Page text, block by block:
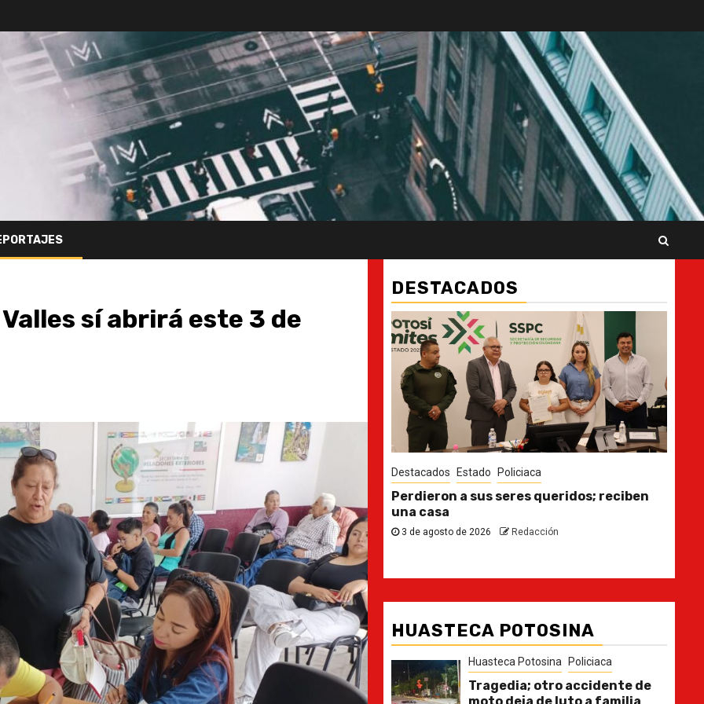
sí abrirá este 3 de
DESTACADOS
de carreteras,
de impacto
Destacados Estado
Perdieron a sus seres queridos; reciben
una casa
3 de agosto de 2026 Redacción
Destacados Estado
Ya casi, el quinto informe del Gobernador
30 de julio de 2026
HUASTECA POTOSINA
Huasteca Potosina Policiaca
Tragedia; otro accidente de